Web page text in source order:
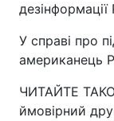
У справі про
американець
ЧИТАЙТЕ
ймовірний